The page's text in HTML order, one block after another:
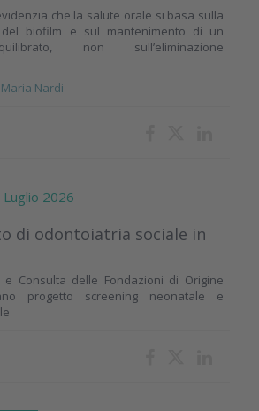
che la salute orale si basa sulla
del biofilm e sul mantenimento di un
non sull’eliminazione
Nardi
2026
di odontoiatria sociale in
e Consulta delle Fondazioni di Origine
progetto screening neonatale e